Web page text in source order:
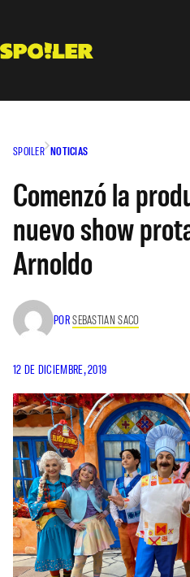
contenido
SPOILER NOTICIAS
Comenzó la
nuevo show
Arnoldo
PORSEBASTIAN SACO
12 DE DICIEMBRE, 2019